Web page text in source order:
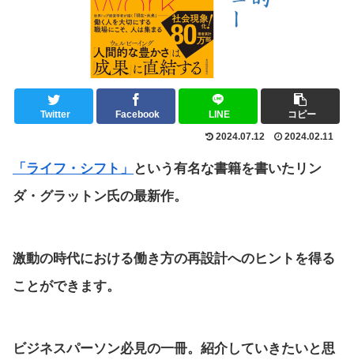
Twitter Facebook LINE
コピー
2024.07.12
2024.02.11
「ライフ・シフト」
という有名な書籍を書いたリン
ダ・グラットン氏の最新作。
激動の時代における働き方の再設計へのヒントを得る
ことができます。
ビジネスパーソン必見の一冊。紹介していきたいと思